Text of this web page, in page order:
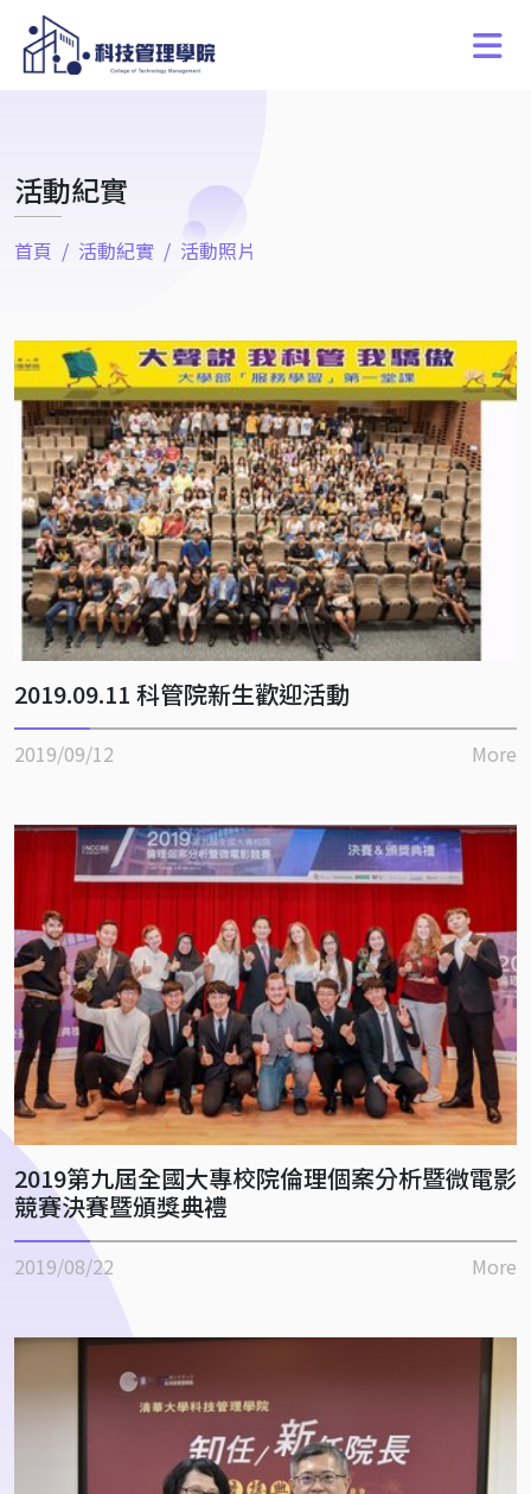
活動紀實
首頁 活動紀實 活動照片
2019.09.11 科管院新生歡迎活動
2019/09/12 More
2019第九屆全國大專校院倫理個案分析暨微電影
競賽決賽暨頒獎典禮
2019/08/22 More